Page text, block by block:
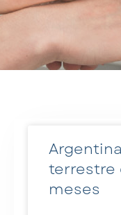
terrestre
meses